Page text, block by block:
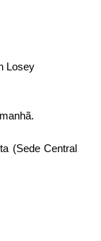
Losey
(Sede Central